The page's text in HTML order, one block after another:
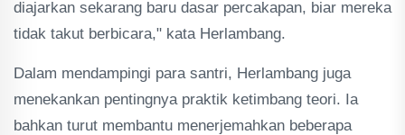
diajarkan sekarang baru dasar percakapan, biar mereka
tidak takut berbicara," kata Herlambang.
Dalam mendampingi para santri, Herlambang juga
menekankan pentingnya praktik ketimbang teori. Ia
bahkan turut membantu menerjemahkan beberapa